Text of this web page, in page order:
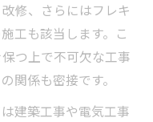
修、さらにはフレキ
工も該当します。こ
つ上で不可欠な工事
関係も密接です。
建築工事や電気工事